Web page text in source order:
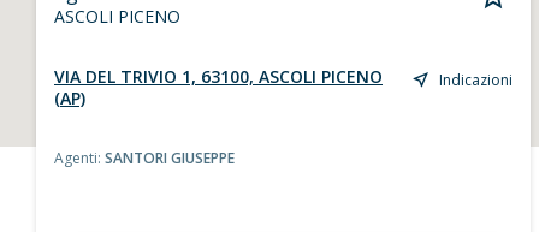
ASCOLI PICENO
VIA DEL TRIVIO 1, 63100, ASCOLI PICENO
(AP)
Indicazioni
Agenti: SANTORI GIUSEPPE